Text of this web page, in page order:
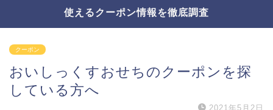
使えるクーポン情報を徹底調査
クーポン
おいしっくすおせちのクーポンを探
している方へ
2021年5月2日